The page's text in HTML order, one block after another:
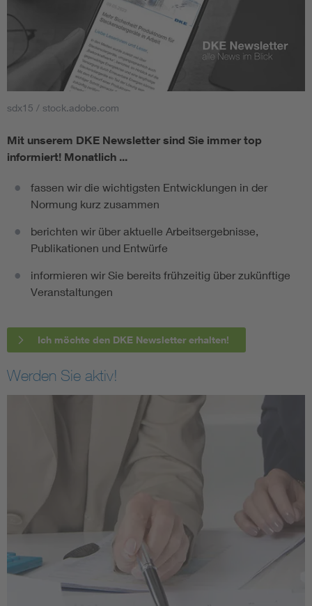
sdx15 / stock.adobe.com
Mit unserem DKE Newsletter sind Sie immer top
informiert! Monatlich ...
fassen wir die wichtigsten Entwicklungen in der
Normung kurz zusammen
berichten wir über aktuelle Arbeitsergebnisse,
Publikationen und Entwürfe
informieren wir Sie bereits frühzeitig über zukünftige
Veranstaltungen
Ich möchte den DKE Newsletter erhalten!
Werden Sie aktiv!